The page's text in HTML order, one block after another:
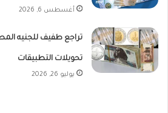
أغسطس 6, 2026
تراجع طفيف للجنيه
تحويلات التطبيقات
يوليو 26, 2026